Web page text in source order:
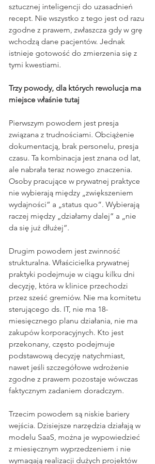
sztucznej inteligencji do uzasadnień
recept. Nie wszystko z tego jest od razu
zgodne z prawem, zwłaszcza gdy w grę
wchodzą dane pacjentów. Jednak
istnieje gotowość do zmierzenia się z
tymi kwestiami.
Trzy powody, dla których rewolucja ma
miejsce właśnie tutaj
Pierwszym powodem jest presja
związana z trudnościami. Obciążenie
dokumentacją, brak personelu, presja
czasu. Ta kombinacja jest znana od lat,
ale nabrała teraz nowego znaczenia.
Osoby pracujące w prywatnej praktyce
nie wybierają między „zwiększeniem
wydajności” a „status quo”. Wybierają
raczej między „działamy dalej” a „nie
da się już dłużej”.
Drugim powodem jest zwinność
strukturalna. Właścicielka prywatnej
praktyki podejmuje w ciągu kilku dni
decyzję, która w klinice przechodzi
przez sześć gremiów. Nie ma komitetu
sterującego ds. IT, nie ma 18-
miesięcznego planu działania, nie ma
zakupów korporacyjnych. Kto jest
przekonany, często podejmuje
podstawową decyzję natychmiast,
nawet jeśli szczegółowe wdrożenie
zgodne z prawem pozostaje wówczas
faktycznym zadaniem doradczym.
Trzecim powodem są niskie bariery
wejścia. Dzisiejsze narzędzia działają w
modelu SaaS, można je wypowiedzieć
z miesięcznym wyprzedzeniem i nie
wymagają realizacji dużych projektów